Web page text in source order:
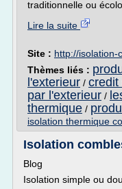
traditionnelle ou
Lire la suite
Site : http://isolation-
Thèmes liés :
l'exterieur / credit
par l'exterieur /
thermique /
isolation thermique
Isolation
Blog
Isolation simple ou